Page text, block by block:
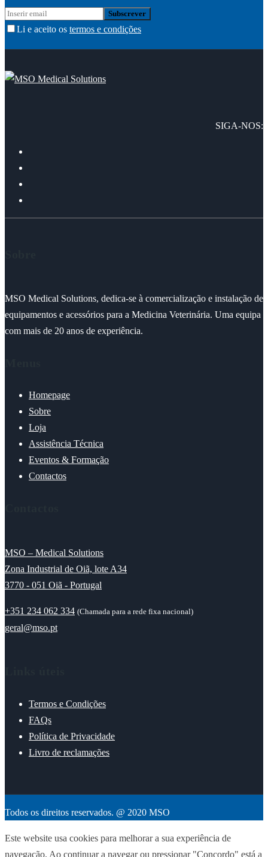
Li e aceito os termos e condições
SIGA-NOS:
MSO Medical Solutions, dedica-se à comercialização e instalação de
equipamentos e acessórios para a Medicina Veterinária. Uma equipa
com mais de 20 anos de experiência.
Homepage
Sobre
Loja
Assistência Técnica
Eventos & Formação
Contactos
MSO – Medical Solutions
Zona Industrial de Oiã, lote A34
3770 - 051 Oiã - Portugal
+351 234 062 334 (Chamada para a rede fixa nacional)
geral@mso.pt
Termos e Condições
FAQs
Política de Privacidade
Livro de reclamações
Todos os direitos reservados. @ 2020 MSO
Este website usa cookies para melhorar a sua experiência de
navegação. Ao continuar a navegar ou pressionar "Concordo" está a